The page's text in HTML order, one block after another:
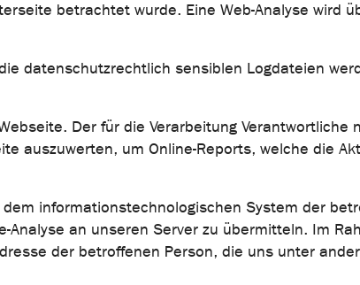
betrachtet wurde. Eine Web-Analyse wird
datenschutzrechtlich sensiblen Logdateien
Der für die Verarbeitung Verantwortliche
auszuwerten, um Online-Reports, welche die
informationstechnologischen System der
Analyse an unseren Server zu übermitteln. Im
der betroffenen Person, die uns unter